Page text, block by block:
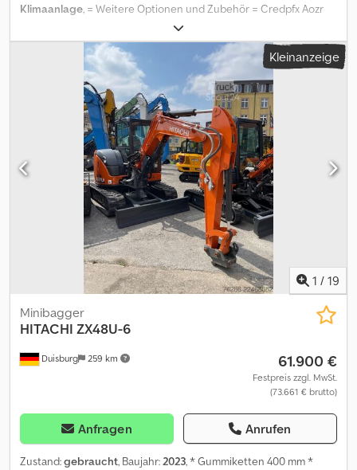
Klimaanlage, = Weitere Optionen und Zubehör = Credpfx Aozr
Iczof Hof - Autom./hydraulische Schnellkupplung - Standard
Tieflöffel = Weitere Informationen = Leergewicht: 12.500 kg
Wenden Sie sich an Geert Geuens, um weitere Informationen zu
Kleinanzeige
1 / 19
Duisburg 259 km
Minibagger
HITACHI ZX48U-6
61.900 €
Festpreis zzgl. MwSt.
(73.661 € brutto)
Anfragen Anrufen
Zustand:gebraucht, Baujahr:2023, * Gummiketten 400 mm *